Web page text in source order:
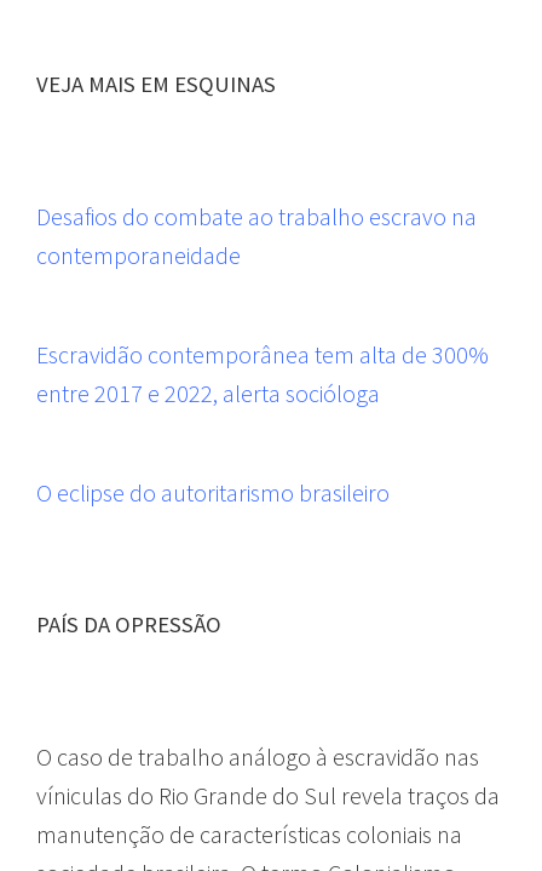
VEJA MAIS EM ESQUINAS
Desafios do combate ao trabalho escravo na
contemporaneidade
Escravidão contemporânea tem alta de 300%
entre 2017 e 2022, alerta socióloga
O eclipse do autoritarismo brasileiro
PAÍS DA OPRESSÃO
O caso de trabalho análogo à escravidão nas
víniculas do Rio Grande do Sul revela traços da
manutenção de características coloniais na